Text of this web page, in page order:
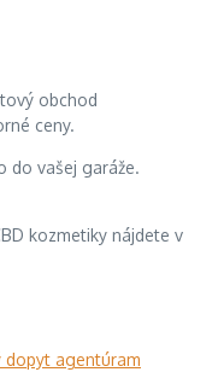
obchod
ceny.
do vašej garáže.
kozmetiky nájdete v